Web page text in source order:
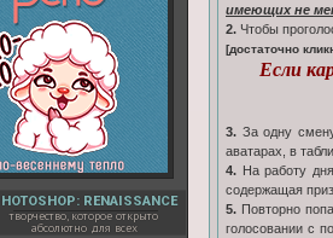
RENAISSANCE
творчество, которое открыто
абсолютно для всех
имеющих не
2. Чтобы
[достаточно
Если
3. За одну
аватарах, в
4. На работу
содержащая
5. Повторно
голосовании с